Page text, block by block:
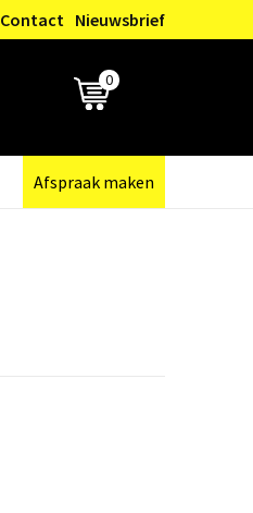
Contact Nieuwsbrief
0
Afspraak maken